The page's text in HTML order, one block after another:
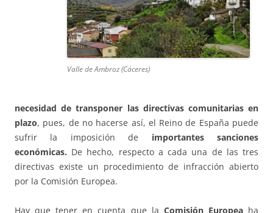
Valle de Ambroz (Cáceres)
necesidad de transponer las directivas comunitarias en
plazo, pues, de no hacerse así, el Reino de España puede
sufrir la imposición de importantes sanciones
económicas. De hecho, respecto a cada una de las tres
directivas existe un procedimiento de infracción abierto
por la Comisión Europea.
Hay que tener en cuenta que la Comisión Europeaha